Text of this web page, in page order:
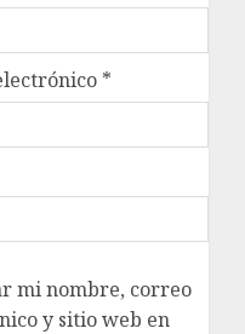
*
mi nombre, correo
y sitio web en